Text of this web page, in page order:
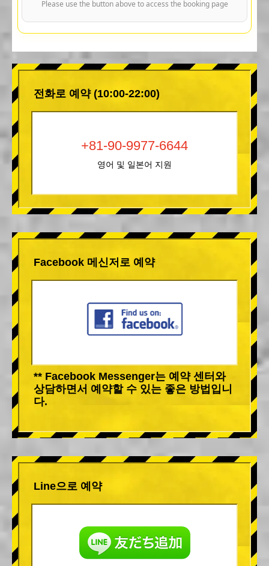
Please use the button above to access the booking page
전화로 예약 (10:00-22:00)
+81-90-9977-6644
영어 및 일본어 지원
Facebook 메신저로 예약
** Facebook Messenger는 예약 센터와
상담하면서 예약할 수 있는 좋은 방법입니
다.
Line으로 예약